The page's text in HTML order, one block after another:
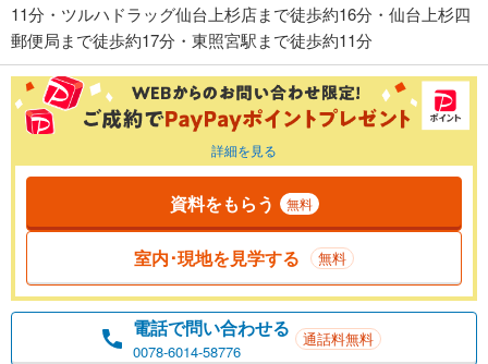
11分・ツルハドラッグ仙台上杉店まで徒歩約16分・仙台上杉四
郵便局まで徒歩約17分・東照宮駅まで徒歩約11分
詳細を見る
資料をもらう 無料
室内･現地を見学する 無料
電話で問い合わせる
0078-6014-58776
通話料無料